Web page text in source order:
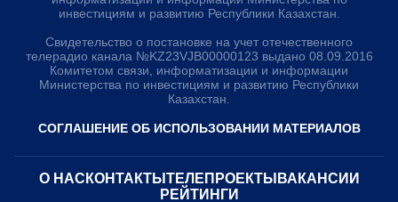
инвестициям и развитию Республики Казахстан.
Свидетельство о постановке на учет отечественного
телерадио канала №KZ23VJB00000123 выдано 08.09.2016
Комитетом связи, информатизации и информации
Министерства по инвестициям и развитию Республики
Казахстан.
СОГЛАШЕНИЕ ОБ ИСПОЛЬЗОВАНИИ МАТЕРИАЛОВ
О НАС КОНТАКТЫ ТЕЛЕПРОЕКТЫ ВАКАНСИИ
РЕЙТИНГИ